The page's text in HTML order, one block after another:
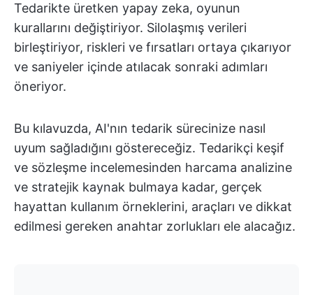
Tedarikte üretken yapay zeka, oyunun
kurallarını değiştiriyor. Silolaşmış verileri
birleştiriyor, riskleri ve fırsatları ortaya çıkarıyor
ve saniyeler içinde atılacak sonraki adımları
öneriyor.
Bu kılavuzda, AI'nın tedarik sürecinize nasıl
uyum sağladığını göstereceğiz. Tedarikçi keşif
ve sözleşme incelemesinden harcama analizine
ve stratejik kaynak bulmaya kadar, gerçek
hayattan kullanım örneklerini, araçları ve dikkat
edilmesi gereken anahtar zorlukları ele alacağız.